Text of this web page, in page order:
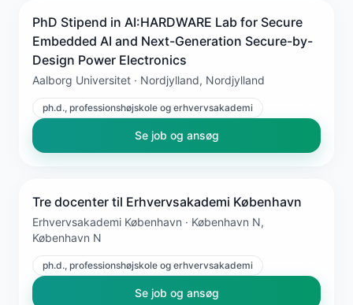
PhD Stipend in AI:HARDWARE Lab for Secure
Embedded AI and Next-Generation Secure-by-
Design Power Electronics
Aalborg Universitet · Nordjylland, Nordjylland
ph.d., professionshøjskole og erhvervsakademi
Se job og ansøg
Tre docenter til Erhvervsakademi København
Erhvervsakademi København · København N,
København N
ph.d., professionshøjskole og erhvervsakademi
Se job og ansøg